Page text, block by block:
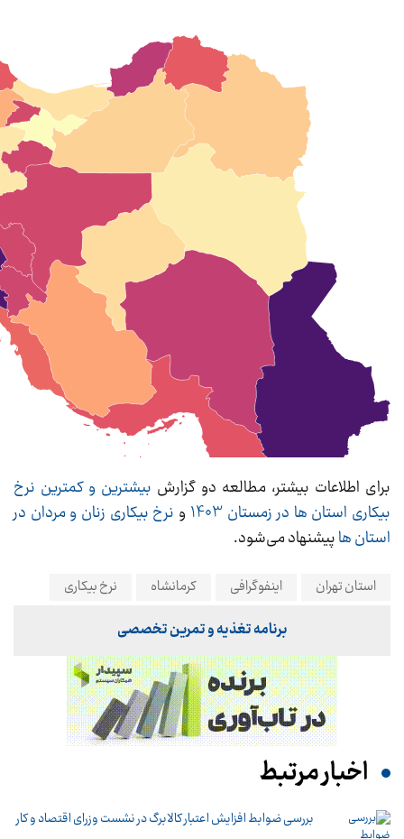
برای اطلاعات بیشتر، مطالعه دو گزارش بیشترین و کمترین نرخ
بیکاری استان ها در زمستان 1403
و نرخ بیکاری زنان و مردان در
استان هاپیشنهاد می‌شود.
استان تهران اینفوگرافی کرمانشاه نرخ بیکاری
برنامه تغذیه و تمرین تخصصی
اخبار مرتبط
بررسی ضوابط افزایش اعتبار کالابرگ در نشست وزرای اقتصاد و کار